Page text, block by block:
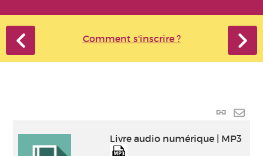
Comment s'inscrire ?
Lien
par
Livre audio numérique | MP3